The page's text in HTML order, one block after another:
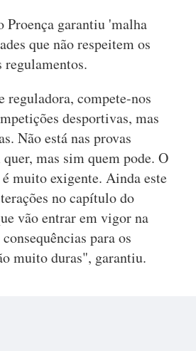
Proença garantiu 'malha
que não respeitem os
regulamentos.
reguladora, compete-nos
desportivas, mas
Não está nas provas
mas sim quem pode. O
muito exigente. Ainda este
no capítulo do
vão entrar em vigor na
para os
muito duras", garantiu.